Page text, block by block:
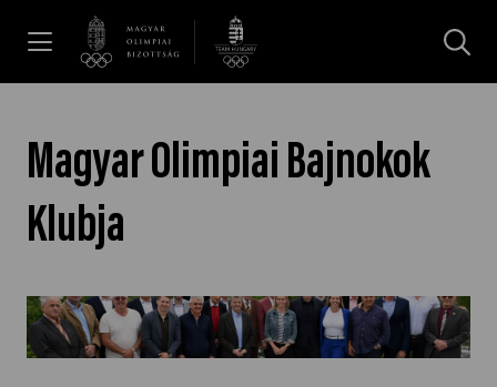
Galéria
Dakar 2026
Magyar Olimpiai Bajnokok
Klubja
Idén Montreálra és Atlantára is fókuszál az
Olimpiai Bajnokok Klubja" />